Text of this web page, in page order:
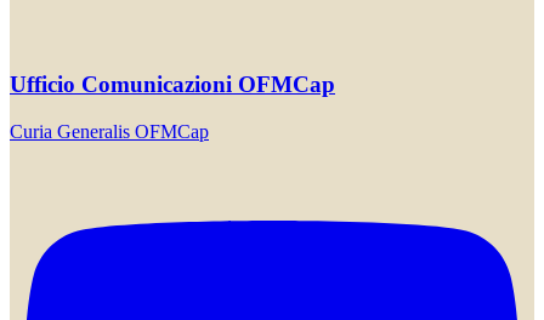
Ufficio Comunicazioni OFMCap
Curia Generalis OFMCap